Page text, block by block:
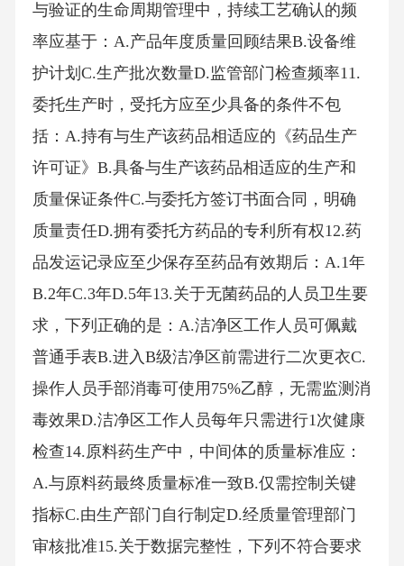
与验证的生命周期管理中，持续工艺确认的频
率应基于：A.产品年度质量回顾结果B.设备维
护计划C.生产批次数量D.监管部门检查频率11.
委托生产时，受托方应至少具备的条件不包
括：A.持有与生产该药品相适应的《药品生产
许可证》B.具备与生产该药品相适应的生产和
质量保证条件C.与委托方签订书面合同，明确
质量责任D.拥有委托方药品的专利所有权12.药
品发运记录应至少保存至药品有效期后：A.1年
B.2年C.3年D.5年13.关于无菌药品的人员卫生要
求，下列正确的是：A.洁净区工作人员可佩戴
普通手表B.进入B级洁净区前需进行二次更衣C.
操作人员手部消毒可使用75%乙醇，无需监测消
毒效果D.洁净区工作人员每年只需进行1次健康
检查14.原料药生产中，中间体的质量标准应：
A.与原料药最终质量标准一致B.仅需控制关键
指标C.由生产部门自行制定D.经质量管理部门
审核批准15.关于数据完整性，下列不符合要求